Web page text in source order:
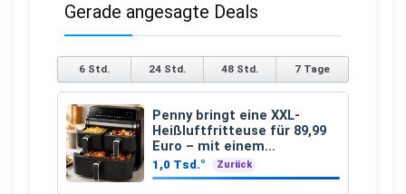
Gerade angesagte Deals
6 Std. 24 Std. 48 Std. 7 Tage
Penny bringt eine XXL-
Heißluftfritteuse für 89,99
Euro – mit einem
besonderen Vorteil
1,0 Tsd.° Zurück